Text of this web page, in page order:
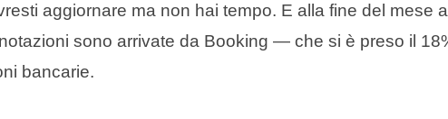
aggiornare ma non hai tempo. E alla fine del mese
sono arrivate da Booking — che si è preso il
bancarie.